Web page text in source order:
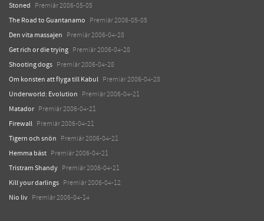
Stoned Premiär 2006-05-05
The Road to Guantanamo Premiär 2006-05-05
Den vita massajen Premiär 2006-04-28
Get rich or die trying Premiär 2006-04-28
Shooting dogs Premiär 2006-04-28
Om konsten att flyga till Kabul Premiär 2006-04-28
Underworld: Evolution Premiär 2006-04-21
Matador Premiär 2006-04-21
Firewall Premiär 2006-04-21
Tigern och snön Premiär 2006-04-21
Hemma bäst Premiär 2006-04-21
Tristram Shandy Premiär 2006-04-21
Kill your darlings Premiär 2006-04-12
Nio liv Premiär 2006-04-14